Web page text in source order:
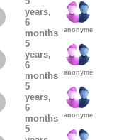
years,
6
months
anonyme
5
years,
6
months
anonyme
5
years,
6
months
anonyme
5